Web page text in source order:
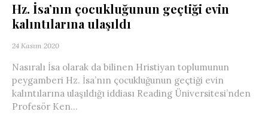
Hz. İsa’nın çocukluğunun geçtiği evin
kalıntılarına ulaşıldı
24 Kasım 2020
Nasıralı İsa olarak da bilinen Hristiyan toplumunun
peygamberi Hz. İsa’nın çocukluğunun geçtiği evin
kalıntılarına ulaşıldığı iddiası Reading Üniversitesi’nden
Profesör Ken...